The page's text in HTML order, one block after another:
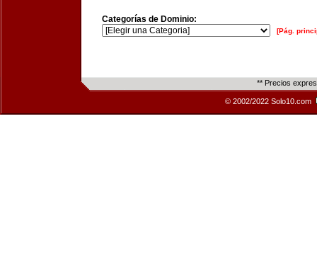
Categorías de Dominio:
[Pág.
** Precios
© 2002/2022 Solo10.com